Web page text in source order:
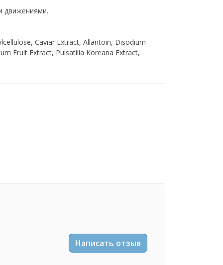
движениями.
Caviar Extract, Allantoin, Disodium
Fruit Extract, Pulsatilla Koreana Extract,
Написать отзыв